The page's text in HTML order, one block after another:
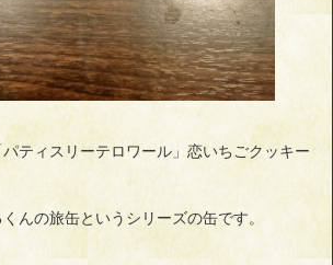
ティスリーテロワール」恋いちごクッキー
んの旅缶というシリーズの缶です。